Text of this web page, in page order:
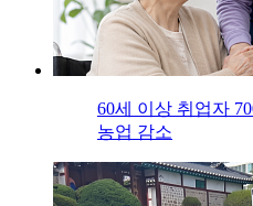
60세 이상 취업자
농업 감소